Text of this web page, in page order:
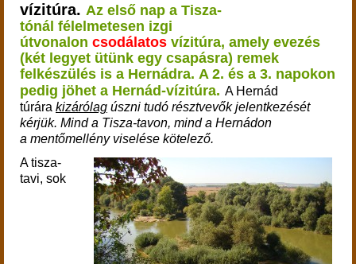
vízitúra. Az első nap a Tisza-
tónál félelmetesen izgi
útvonalon csodálatos vízitúra, amely evezés
(két legyet ütünk egy csapásra) remek
felkészülés is a Hernádra. A 2. és a 3. napokon
pedig jöhet a Hernád-vízitúra. A Hernád
túrára kizárólag úszni tudó résztvevők jelentkezését
kérjük. Mind a Tisza-tavon, mind a Hernádon
a mentőmellény viselése kötelező.
A tisza-
tavi, sok